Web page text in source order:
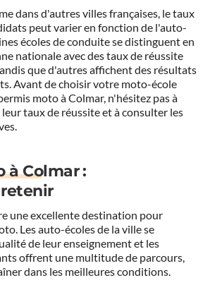
dans d'autres villes françaises, le taux
peut varier en fonction de l'auto-
écoles de conduite se distinguent en
nationale avec des taux de réussite
que d'autres affichent des résultats
Avant de choisir votre moto-école
moto à Colmar, n'hésitez pas à
taux de réussite et à consulter les
à Colmar :
une excellente destination pour
Les auto-écoles de la ville se
de leur enseignement et les
offrent une multitude de parcours,
dans les meilleures conditions.